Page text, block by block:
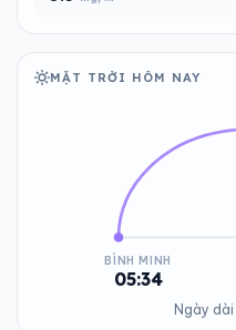
MẶT TRỜI HÔM NAY
BÌNH MINH
05:34
Ngày dài